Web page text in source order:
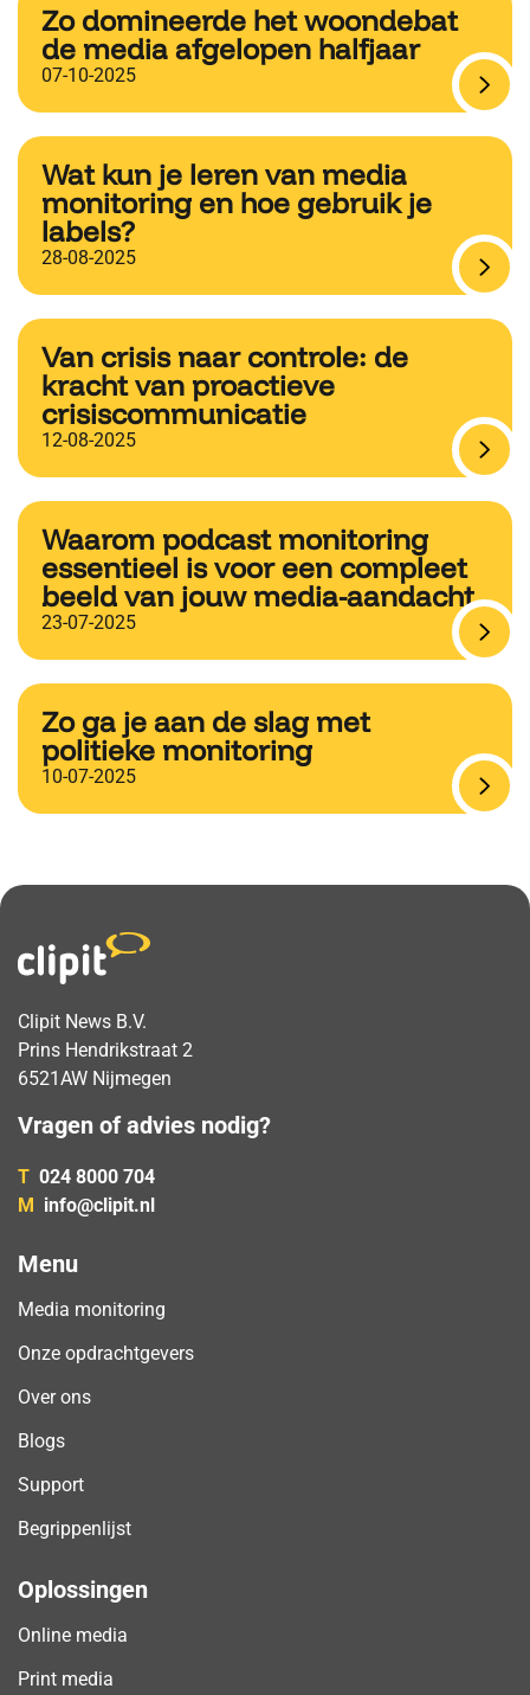
Zo domineerde het woondebat
de media afgelopen halfjaar
07-10-2025
Wat kun je leren van media
monitoring en hoe gebruik je
labels?
28-08-2025
Van crisis naar controle: de
kracht van proactieve
crisiscommunicatie
12-08-2025
Waarom podcast monitoring
essentieel is voor een compleet
beeld van jouw media-aandacht
23-07-2025
Zo ga je aan de slag met
politieke monitoring
10-07-2025
Clipit News B.V.
Prins Hendrikstraat 2
6521AW Nijmegen
Vragen of advies nodig?
T 024 8000 704
M info@clipit.nl
Menu
Media monitoring
Onze opdrachtgevers
Over ons
Blogs
Support
Begrippenlijst
Oplossingen
Online media
Print media